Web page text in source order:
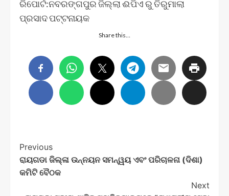
ରିପୋର୍ଟ:ନବରଙ୍ଗପୁର ଜିଲ୍ଲା ଈପିଏ ରୁ ତିରୁମାଲା
ପ୍ରସାଦ ପଟ୍ଟନାୟକ
Share this…
Post
Navigation
Previous
ରାୟଗଡା ଜିଲ୍ଳା ଉନ୍ନୟନ ସମନ୍ୱୟ ଏବଂ ପରିଚାଳନା (ଦିଶା)
କମିଟି ବୈଠକ
Next